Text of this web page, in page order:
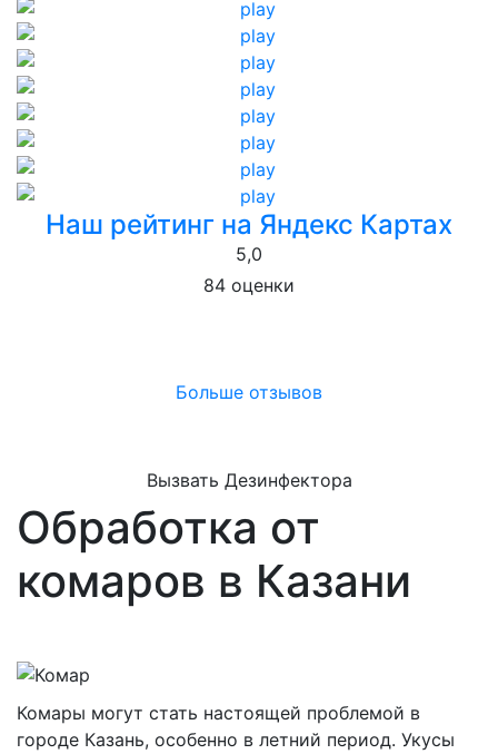
Наш рейтинг на Яндекс Картах
5,0
84 оценки
Больше отзывов
Вызвать Дезинфектора
Обработка от
комаров в Казани
Комары могут стать настоящей проблемой в
городе Казань, особенно в летний период. Укусы